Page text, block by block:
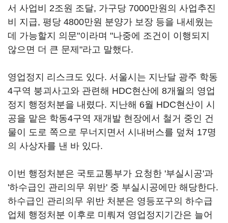
서 사업비 2조원 조달, 가구당 7000만원의 사업추진
비 지급, 평당 4800만원 분양가 보장 등을 내세웠는
데 가능할지 의문"이라며 "나중에 조건이 이행되지
않으면 더 큰 문제"라고 말했다.
영업정지 리스크도 있다. 서울시는 지난달 광주 학동
4구역 붕괴사고와 관련해 HDC현산에 8개월의 영업
정지 행정처분을 내렸다. 지난해 6월 HDC현산이 시
공을 맡은 학동4구역 재개발 현장에서 철거 중인 건
물이 도로 쪽으로 무너지면서 시내버스를 덮쳐 17명
의 사상자를 낸 바 있다.
이번 행정처분은 국토교통부가 요청한 '부실시공'과
'하수급인 관리의무 위반' 중 부실시공에만 해당한다.
하수급인 관리의무 위반 처분은 영등포구의 하수급
업체 행정처분 이후로 미뤄져 영업정지기간은 늘어